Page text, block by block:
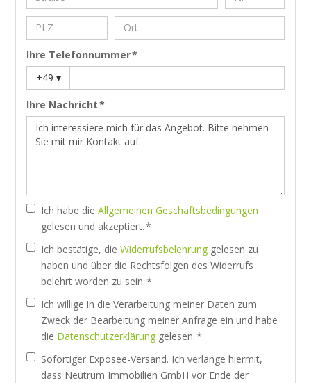
Ihre Telefonnummer *
+49 ▾
Ihre Nachricht *
Ich habe dieAllgemeinen Geschäftsbedingungen
gelesen und akzeptiert. *
Ich bestätige, dieWiderrufsbelehrung gelesen zu
haben und über die Rechtsfolgen des Widerrufs
belehrt worden zu sein. *
Ich willige in die Verarbeitung meiner Daten zum
Zweck der Bearbeitung meiner Anfrage ein und habe
die Datenschutzerklärung gelesen. *
Sofortiger Exposee-Versand. Ich verlange hiermit,
dass Neutrum Immobilien GmbH vor Ende der